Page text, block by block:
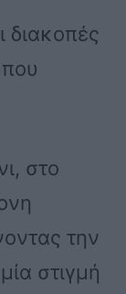
διακοπές
στο
την
στιγμή